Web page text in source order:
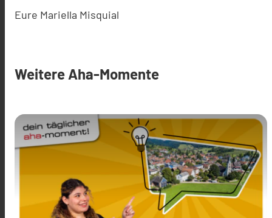
Eure Mariella Misquial
Weitere Aha-Momente